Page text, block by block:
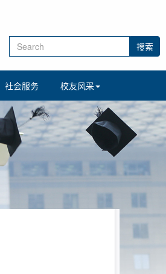
社会服务 校友风采